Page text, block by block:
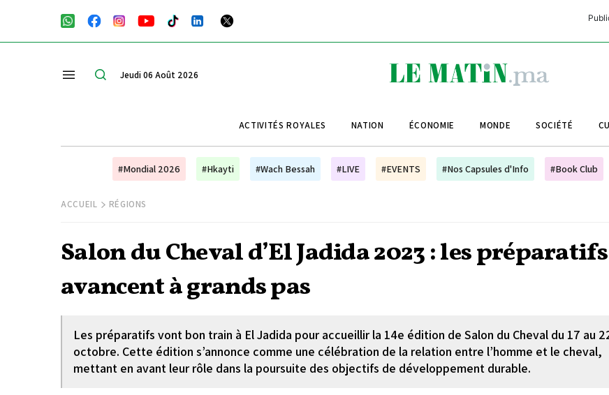
Jeudi 06 Août 2026
ACTIVITÉS ROYALES NATION ÉCONOMIE MONDE SOCIÉTÉ
#Mondial 2026 #Hkayti #Wach Bessah #LIVE #EVENTS #Nos Capsules d'Info #Book Club
ACCUEIL RÉGIONS
Salon du Cheval d’El Jadida 2023 : les préparatifs
avancent à grands pas
Les préparatifs vont bon train à El Jadida pour accueillir la 14e édition de Salon du Cheval du 17 au
octobre. Cette édition s’annonce comme une célébration de la relation entre l’homme et le cheval,
mettant en avant leur rôle dans la poursuite des objectifs de développement durable.